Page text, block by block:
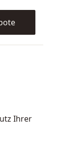
Ihrer